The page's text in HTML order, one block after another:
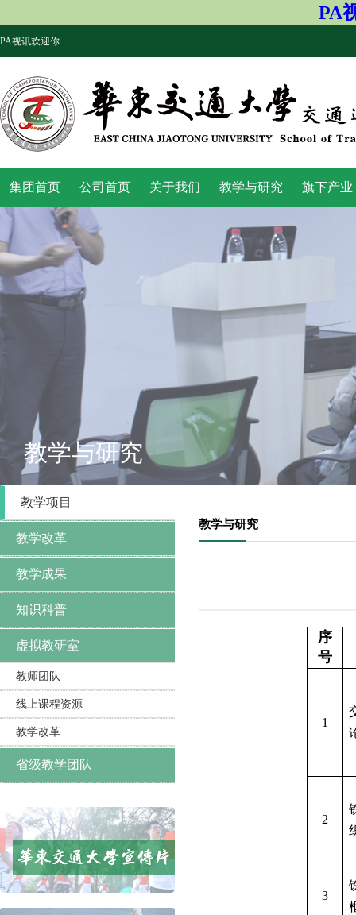
PA
PA视讯欢迎你
集团首页 公司首页 关于我们 教学与研究 旗下产业
教学与研究
教学项目
教学改革
教学成果
知识科普
虚拟教研室
教师团队
线上课程资源
教学改革
省级教学团队
教学与研究
序
号
1
2
3